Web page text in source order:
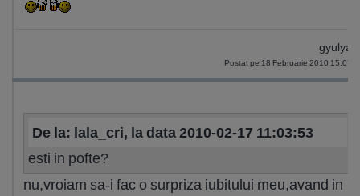
gyulya
Postat pe 18 Februarie 2010 15:07
De la: lala_cri, la data 2010-02-17 11:03:53
esti in pofte?
nu,vroiam sa-i fac o surpriza iubitului meu,avand in